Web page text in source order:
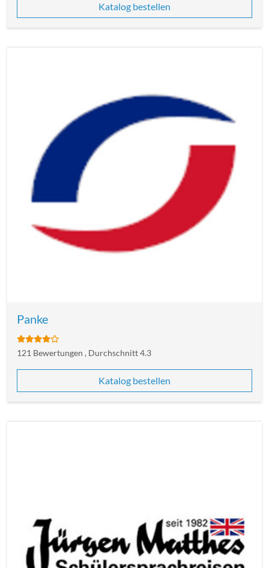
Katalog bestellen
Panke
121 Bewertungen , Durchschnitt 4.3
Katalog bestellen